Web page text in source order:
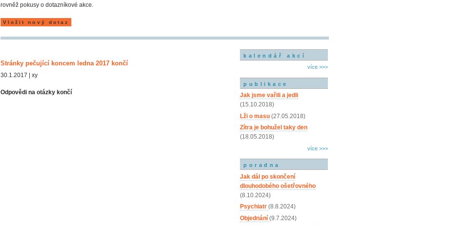
rovněž pokusy o dotazníkové akce.
Vložit nový dotaz
Stránky pečující koncem ledna 2017 končí
30.1.2017 | xy
Odpovědi na otázky končí
kalendář akcí
více >>>
publikace
Jak jsme vařili a jedli
(15.10.2018)
Lži o masu (27.05.2018)
Zítra je bohužel taky den
(18.05.2018)
více >>>
poradna
Jak dál po skončení
dlouhodobého ošetřovného
(8.10.2024)
Psychiatr (8.8.2024)
Objednání (9.7.2024)